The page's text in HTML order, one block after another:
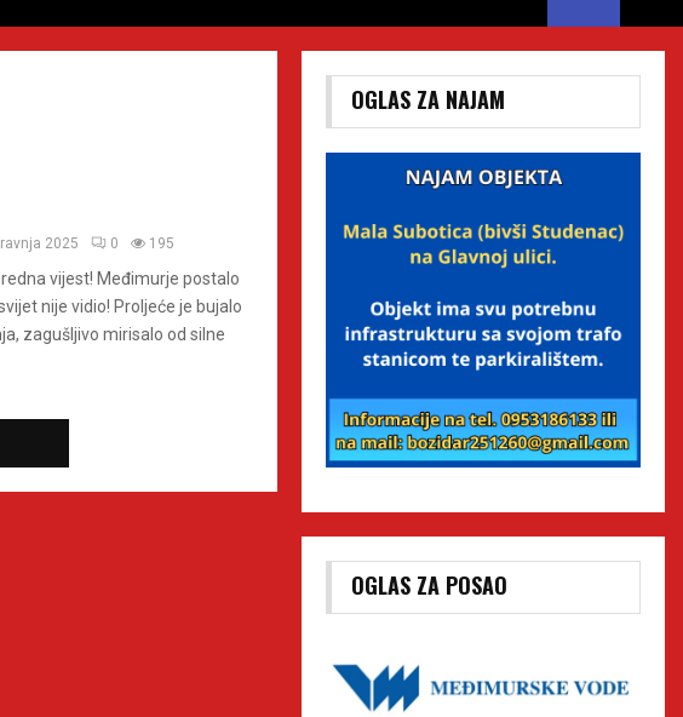
2025 0 195
vijest! Međimurje postalo
nije vidio! Proljeće je bujalo
zagušljivo mirisalo od silne
OGLAS ZA NAJAM
OGLAS ZA POSAO